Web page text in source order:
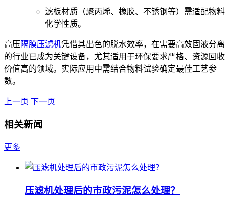
滤板材质（聚丙烯、橡胶、不锈钢等）需适配物料
化学性质。
高压隔膜压滤机凭借其出色的脱水效率，在需要高效固液分离
的行业已成为关键设备，尤其适用于环保要求严格、资源回收
价值高的领域。实际应用中需结合物料试验确定最佳工艺参
数。
上一页 下一页
相关新闻
更多
压滤机处理后的市政污泥怎么处理？